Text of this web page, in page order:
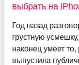
выбрать на
Год назад
грустную
наконец умеет
выпустила